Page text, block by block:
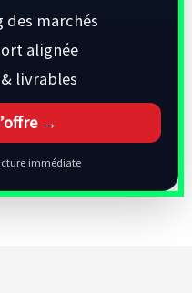
des marchés
alignée
livrables
→
immédiate